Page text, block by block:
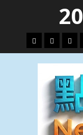
content頭
條
財
經
地
方.
會